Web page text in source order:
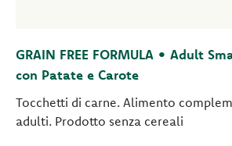
GRAIN FREE FORMULA • Adult
con Patate e Carote
Tocchetti di carne. Alimento
adulti. Prodotto senza cereali